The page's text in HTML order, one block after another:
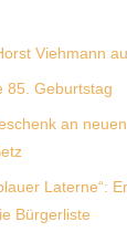
Viehmann
85. Geburtstag
an neuen
Laterne“:
Bürgerliste